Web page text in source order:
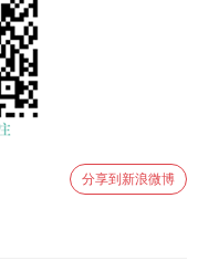
分享到新浪微博